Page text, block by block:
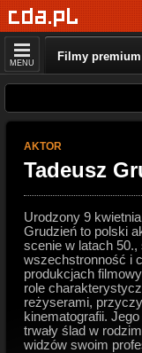
MENU Filmy premium
AKTOR
Tadeusz
Urodzony 9
Grudzień to polski
scenie w latach
wszechstronność i
produkcjach
role
reżyserami,
kinematografii.
trwały ślad w
widzów swoim